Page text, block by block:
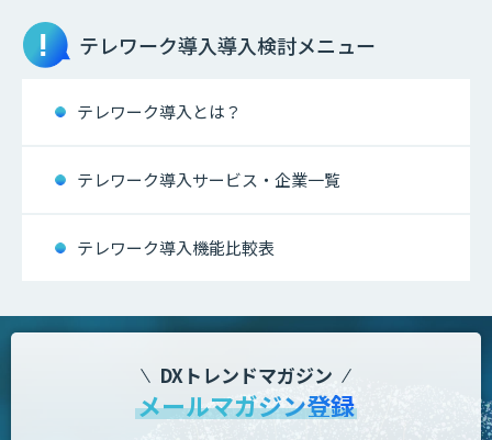
テレワーク導入導入検討メニュー
テレワーク導入とは？
テレワーク導入サービス・企業一覧
テレワーク導入機能比較表
DXトレンドマガジン
メールマガジン登録